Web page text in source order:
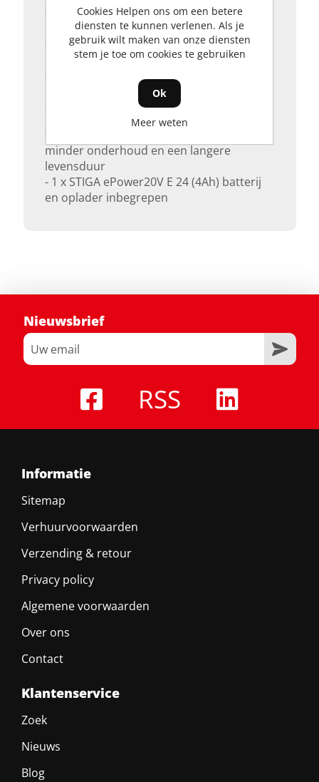
- Batterijaangedreven grasmaaier voor
draadloos en stressvrij maaien
- Ergonomisch en verstelbaar om perfect
bij u te passen
- 30 cm brede maaibreedte, verstelbaar in
drie verschillende hoogtes
- 30 L opvangbak in kunststof voor
compact opbergen
- 0.35 kW brushless inductiemotor dus
minder onderhoud en een langere
levensduur
- 1 x STIGA ePower20V E 24 (4Ah) batterij
en oplader inbegrepen
Nieuwsbrief
RSS
Informatie
Sitemap
Verhuurvoorwaarden
Verzending & retour
Privacy policy
Algemene voorwaarden
Over ons
Contact
Klantenservice
Zoek
Nieuws
Blog
Cookies Helpen ons om een betere
diensten te kunnen verlenen. Als je
gebruik wilt maken van onze diensten
stem je toe om cookies te gebruiken
Ok
Meer weten